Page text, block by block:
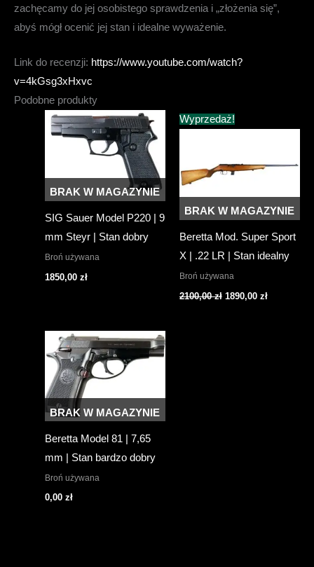
zachęcamy do jej osobistego sprawdzenia i „złożenia się”,
abyś mógł ocenić jej stan i idealne wyważenie.
Link do recenzji: https://www.youtube.com/watch?
v=4kGsg3xHxvc
Podobne produkty
BRAK W MAGAZYNIE
SIG Sauer Model P220 | 9
mm Steyr | Stan dobry
Broń używana
1850,00 zł
Wyprzedaż!
BRAK W MAGAZYNIE
Beretta Mod. Super Sport
X | .22 LR | Stan idealny
Broń używana
2100,00zł Pierwotna
1890,00 złAktualna
BRAK W MAGAZYNIE
Beretta Model 81 | 7,65
mm | Stan bardzo dobry
Broń używana
0,00 zł